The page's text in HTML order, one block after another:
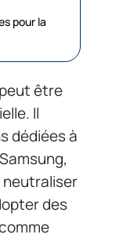
pour la
être
Il
dédiées à
des